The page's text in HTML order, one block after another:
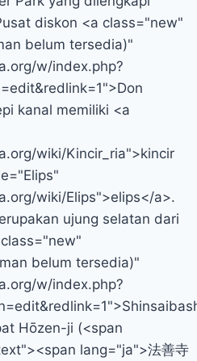
diskon <a class="new"
belum tersedia)"
w/index.php?
kanal memiliki <a
wiki/Kincir_ria">kincir
wiki/Elips">elips</a>.
ujung selatan dari
belum tersedia)"
w/index.php?
Hōzen-ji (<span
lang="ja">法善寺